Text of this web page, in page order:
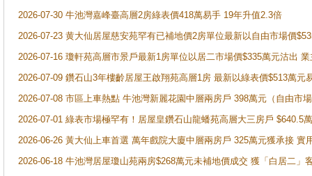
2026-07-30 牛池灣嘉峰臺高層2房綠表價418萬易手 19年升值2.3倍
2026-07-23 黄大仙居屋慈安苑罕有已補地價2房單位最新以自由市場價
2026-07-16 瓊軒苑高層市景戶最新1房單位以居二市場價$335萬元沽出
2026-07-09 鑽石山3年樓齡居屋王啟翔苑高層1房 最新以綠表價$513萬元
2026-07-08 市區上車熱點 牛池灣新麗花園中層兩房戶 398萬元（自由市
2026-07-01 綠表市場極罕有！居屋皇鑽石山龍蟠苑高層大三房戶
2026-06-26 黃大仙上車首選 萬年戲院大廈中層兩房戶 325萬元獲承接 實
2026-06-18 牛池灣居屋瓊山苑兩房$268萬元未補地價成交 獲「白居二」